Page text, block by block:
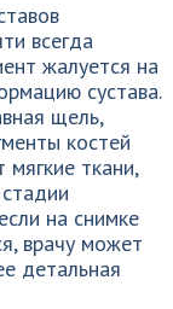
всегда
жалуется на
сустава.
щель,
костей
мягкие ткани,
на снимке
врачу может
детальная